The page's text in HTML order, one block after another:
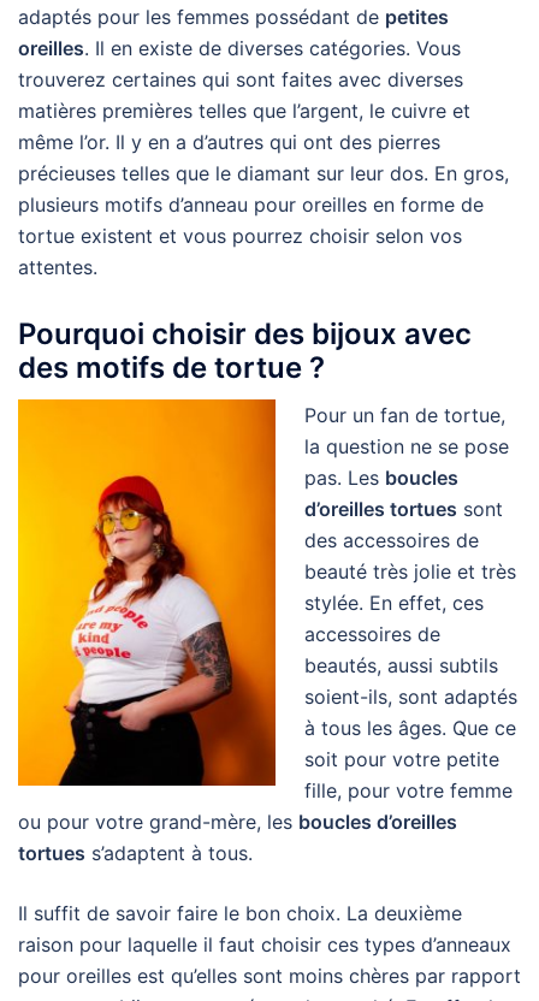
adaptés pour les femmes possédant de petites
oreilles. Il en existe de diverses catégories. Vous
trouverez certaines qui sont faites avec diverses
matières premières telles que l’argent, le cuivre et
même l’or. Il y en a d’autres qui ont des pierres
précieuses telles que le diamant sur leur dos. En gros,
plusieurs motifs d’anneau pour oreilles en forme de
tortue existent et vous pourrez choisir selon vos
attentes.
Pourquoi choisir des bijoux avec
des motifs de tortue ?
Pour un fan de tortue,
la question ne se pose
pas. Les boucles
d’oreilles tortues sont
des accessoires de
beauté très jolie et très
stylée. En effet, ces
accessoires de
beautés, aussi subtils
soient-ils, sont adaptés
à tous les âges. Que ce
soit pour votre petite
fille, pour votre femme
ou pour votre grand-mère, les boucles d’oreilles
tortues s’adaptent à tous.
Il suffit de savoir faire le bon choix. La deuxième
raison pour laquelle il faut choisir ces types d’anneaux
pour oreilles est qu’elles sont moins chères par rapport